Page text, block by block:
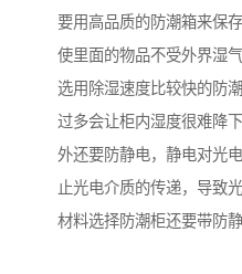
要用高品质的防潮箱来保
使里面的物品不受外界湿
选用除湿速度比较快的防
过多会让柜内湿度很难降
外还要防静电，静电对光
止光电介质的传递，导致
材料选择防潮柜还要带防静